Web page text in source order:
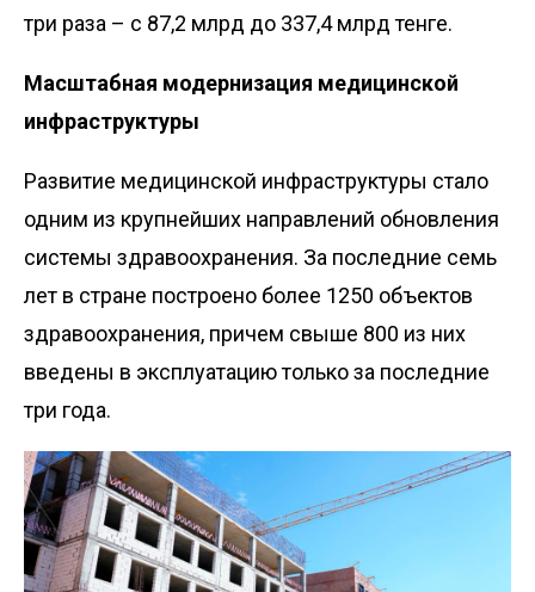
три раза – с 87,2 млрд до 337,4 млрд тенге.
Масштабная модернизация медицинской
инфраструктуры
Развитие медицинской инфраструктуры стало
одним из крупнейших направлений обновления
системы здравоохранения. За последние семь
лет в стране построено более 1250 объектов
здравоохранения, причем свыше 800 из них
введены в эксплуатацию только за последние
три года.